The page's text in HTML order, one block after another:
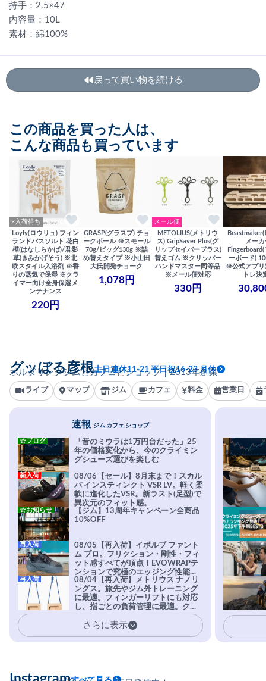
持手：2.5×47
内容量：10L
素材：綿100%
戻って買い物を続ける
この商品を買った人は、
こんな商品も買っています
×入荷待ち
Loyly(ロウリュ) フィン
ランドバスソルト 花白
樺(はなしらかば)/君影
草(きみかげそう) ※北
欧スタイル入浴剤 ※香
りの蒸気で保湿 ※クラ
イマー向け全身保湿メ
ンテナンス
220円
GRASP(グラスプ) チョ
ークボール ※スモール
70g/ビッグ130g ※詰
め替えタイプ ※小山田
大氏開発チョーク
1,078円
メール便
METOLIUS(メトリウ
ス) GripSaver Plus(グ
リップセイバープラス)
替えゴム ※クリッパー
ハンドマスター同等品
※メール便対応
330円
メーカ
ーボード)
※公式アプ
トレ決
ボルダリングジムとカフェとショップ｜2013年創業
グッぼる彦根土日連休11-21 平日祝16-23 月休
ライブ マップ ジム カフェ 料金 営業日
速報 ジム カフェ ショップ
「昔のミウラは1万円台だった」25
年の価格変化から、今のクライミン
グシューズ選びを楽しむ
☆ブログ
08/06【セール】8月末まで！スカル
パ インスティンクト VSR LV。軽く柔
軟に進化したVSR。新ラスト(足型)で
異次元のフィット感。
新入荷
【ジム】13周年キャンペーン全商品
10%OFF
☆お知らせ
08/05【再入荷】イボルブ ファント
ム プロ。フリクション・剛性・フィ
ット感すべてが頂点！EVOWRAPテ
ンションで究極のエッジング性能を
実現。進化系ラバーEvo-74はTRAX
を凌駕する粘着力で極小ホールドに
安心感。
再入荷
08/04【再入荷】メトリウス ナノリ
ングス。旅先やジム外トレーニング
に最適。フィンガーリフトにも対応
し、指ごとの負荷管理に最適。クラ
イマーの指を本気で鍛えるギア。
再入荷
さらに表示